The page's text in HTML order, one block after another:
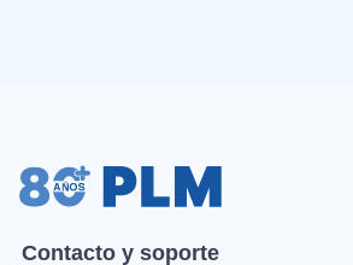
Contacto y soporte